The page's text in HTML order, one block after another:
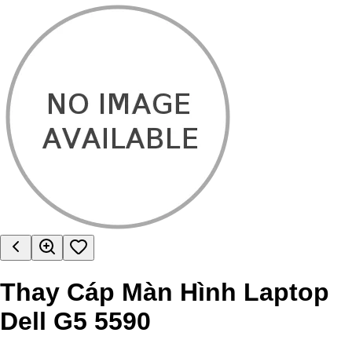
Thay Cáp Màn Hình Laptop
Dell G5 5590